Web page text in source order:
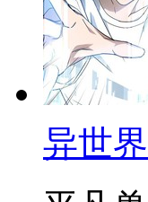
异世